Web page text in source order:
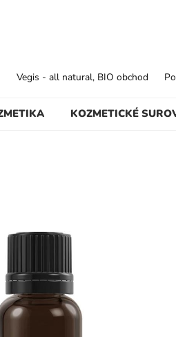
KOZMETICKÉ
Vegis - all natural, BIO obchod